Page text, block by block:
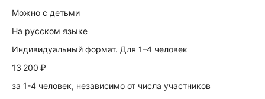
Можно с детьми
На русском языке
Индивидуальный формат. Для 1–4 человек
13 200 ₽
за 1-4 человек, независимо от числа участников